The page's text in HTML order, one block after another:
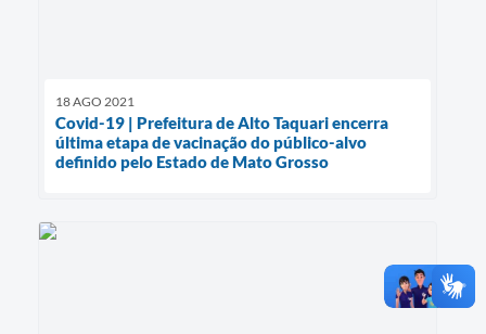
18 AGO 2021
Covid-19 | Prefeitura de Alto Taquari encerra
última etapa de vacinação do público-alvo
definido pelo Estado de Mato Grosso